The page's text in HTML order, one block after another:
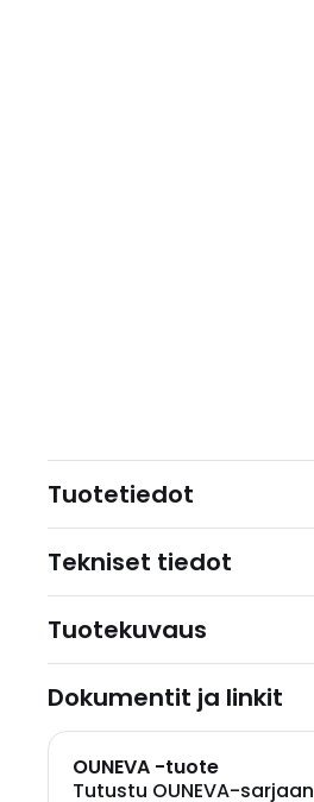
Tuotetiedot
Tekniset tiedot
Tuotekuvaus
Dokumentit ja linkit
OUNEVA -tuote
Tutustu OUNEVA-sarjaan